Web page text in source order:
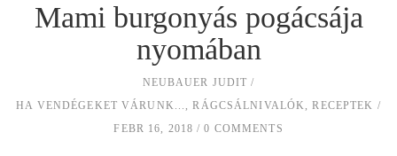
Mami burgonyás pogácsája
nyomában
NEUBAUER JUDIT
HA VENDÉGEKET VÁRUNK... ,RÁGCSÁLNIVALÓK,RECEPTEK
FEBR 16, 2018
0 COMMENTS